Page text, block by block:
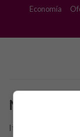
content
Economía
No se
It seems we